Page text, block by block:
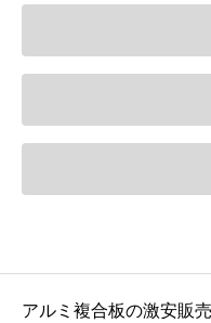
アルミ複合板の激安販